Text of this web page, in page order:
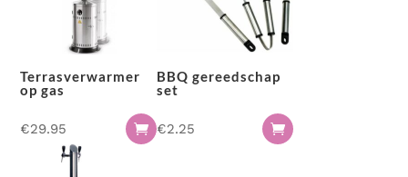
Terrasverwarmer
op gas
€29.95 
BBQ gereedschap
set
€2.25 